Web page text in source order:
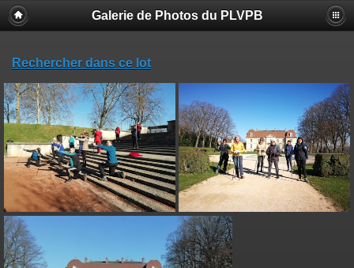
Galerie de Photos du PLVPB
Rechercher dans ce lot